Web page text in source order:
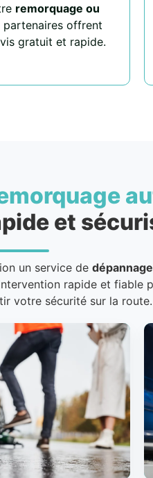
remorquage ou
partenaires offrent
gratuit et rapide.
et
un service de
rapide et fiable
votre sécurité sur la route.